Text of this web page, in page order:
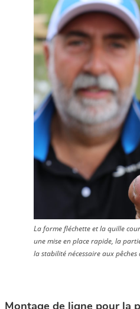
La forme fléchette et la quille
une mise en place rapide, la
la stabilité nécessaire aux pêches
Montage de ligne pour la